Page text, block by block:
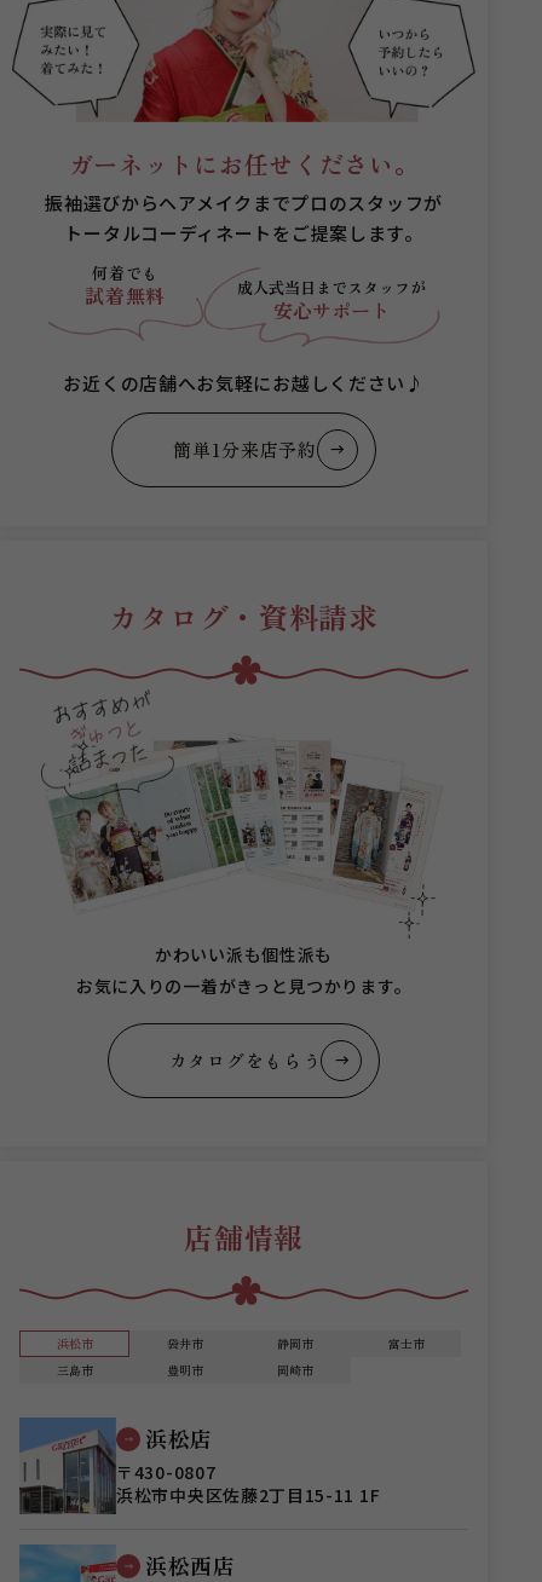
ガーネットにお任せください。
振袖選びからヘアメイクまでプロのスタッフが
トータルコーディネートをご提案します。
何着でも
試着無料 成人式当日までスタッフが
安心サポート
お近くの店舗へお気軽にお越しください♪
簡単1分来店予約
カタログ・資料請求
かわいい派も個性派も
お気に入りの一着がきっと見つかります。
カタログをもらう
店舗情報
浜松市 袋井市 静岡市
富士市
三島市
豊明市 岡崎市
浜松店
〒430-0807
浜松市中央区佐藤2丁目15-11 1F
浜松西店